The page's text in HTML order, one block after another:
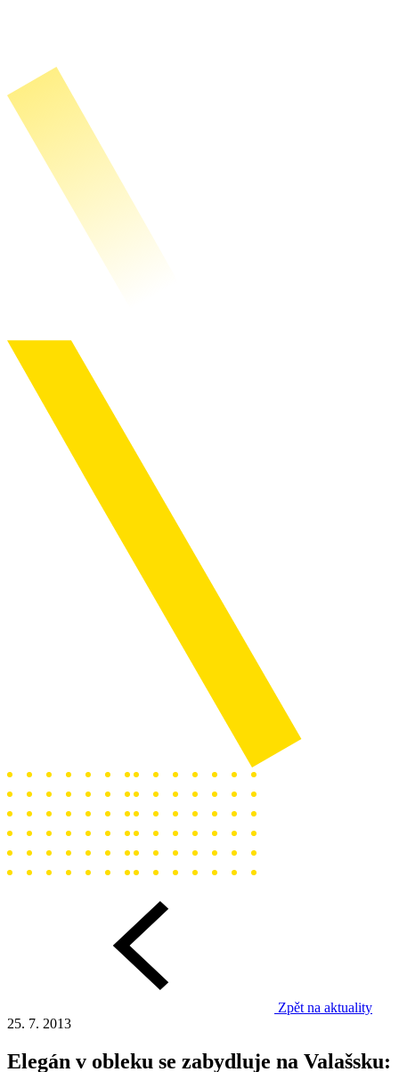
Zpět na aktuality
25. 7. 2013
Elegán v obleku se zabydluje na Valašsku: